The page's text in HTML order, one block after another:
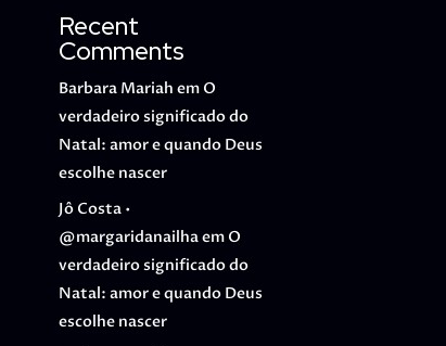
Recent
Comments
Barbara Mariah em O
verdadeiro significado do
Natal: amor e quando Deus
escolhe nascer
Jô Costa •
@margaridanailhaem O
verdadeiro significado do
Natal: amor e quando Deus
escolhe nascer